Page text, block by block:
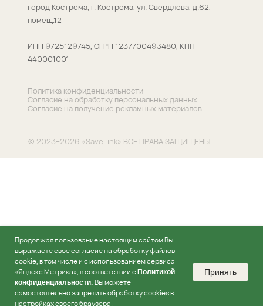
город Кострома, г. Кострома, ул. Свердлова, д.62,
помещ.12
ИНН 9725129745, ОГРН 1237700493480, КПП
440001001
Политика конфиденциальности
Согласие на обработку персональных данных
Согласие на получение рекламных материалов
© 2023–2026 «SaveLink» ВСЕ ПРАВА ЗАЩИЩЕНЫ
Продолжая пользование настоящим сайтом Вы
выражаете свое согласие на обработку файлов-
cookie, в том числе и с использованием сервиса
«Яндекс Метрика», в соответствии с Политикой
конфиденциальности. Вы можете
самостоятельно запретить обработку cookies в
настройках своего браузера.
Принять